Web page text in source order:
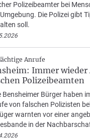
Polizeibeamter bei
Die Polizei gibt
soll.
Anrufe
Immer wieder
Polizeibeamten
Bensheimer Bürger haben
von falschen Polizisten
warnten vor einer
in der